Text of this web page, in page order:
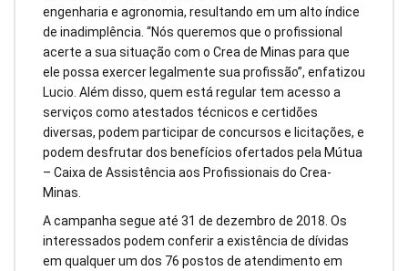
engenharia e agronomia, resultando em um alto índice
de inadimplência. “Nós queremos que o profissional
acerte a sua situação com o Crea de Minas para que
ele possa exercer legalmente sua profissão”, enfatizou
Lucio. Além disso, quem está regular tem acesso a
serviços como atestados técnicos e certidões
diversas, podem participar de concursos e licitações, e
podem desfrutar dos benefícios ofertados pela Mútua
– Caixa de Assistência aos Profissionais do Crea-
Minas.
A campanha segue até 31 de dezembro de 2018. Os
interessados podem conferir a existência de dívidas
em qualquer um dos 76 postos de atendimento em